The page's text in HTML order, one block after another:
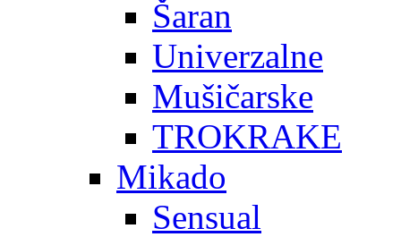
Šaran
Univerzalne
Mušičarske
TROKRAKE
Mikado
Sensual